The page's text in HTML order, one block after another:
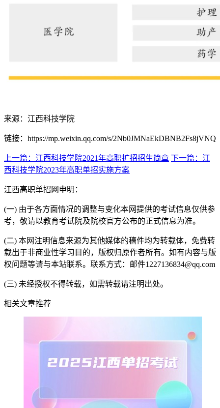
来源：江西科技学院
链接：https://mp.weixin.qq.com/s/2Nb0JMNaEkDBNB2Fs8jVNQ
上一篇：江西科技学院2021年高职扩招招生简章 下一篇：江
西科技学院2023年高职单招实施方案
江西高职单招网申明：
(一) 由于各方面情况的调整与变化本网提供的考试信息仅供参
考，敬请以教育考试院及院校官方公布的正式信息为准。
(二) 本网注明信息来源为其他媒体的稿件均为转载体，免费转
载出于非商业性学习目的，版权归原作者所有。如有内容与版
权问题等请与本站联系。联系方式：邮件1227136834@qq.com
(三) 未经授权不得转载，如需转载请注明出处。
相关文章推荐